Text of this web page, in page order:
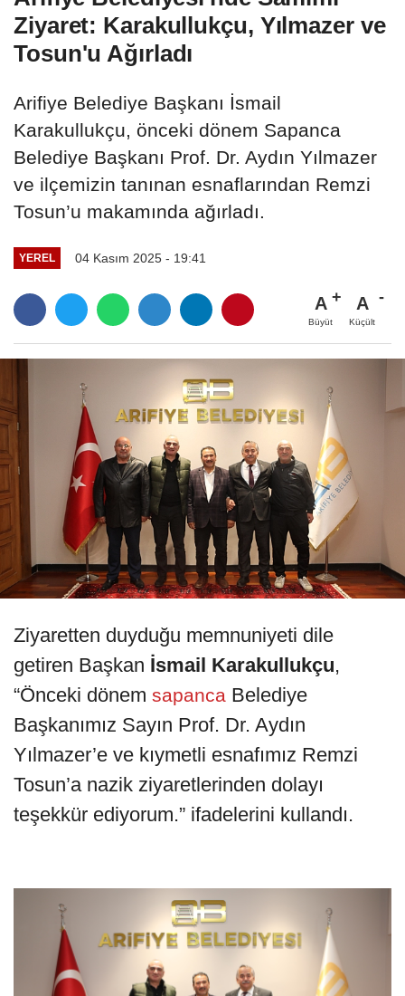
Ziyaret: Karakullukçu, Yılmazer ve
Tosun'u Ağırladı
Arifiye Belediye Başkanı İsmail
Karakullukçu, önceki dönem Sapanca
Belediye Başkanı Prof. Dr. Aydın Yılmazer
ve ilçemizin tanınan esnaflarından Remzi
Tosun’u makamında ağırladı.
YEREL 04 Kasım 2025 - 19:41
A
Büyüt
A
Küçült
Ziyaretten duyduğu memnuniyeti dile
getiren Başkan İsmail Karakullukçu,
“Önceki dönem sapanca Belediye
Başkanımız Sayın Prof. Dr. Aydın
Yılmazer’e ve kıymetli esnafımız Remzi
Tosun’a nazik ziyaretlerinden dolayı
teşekkür ediyorum.” ifadelerini kullandı.